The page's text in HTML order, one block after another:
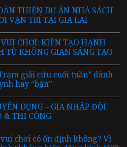
THIỆN DỰ ÁN NHÀ SÁCH
VẠN TRÍ TẠI GIA LAI
CHƠI: KIẾN TẠO HẠNH
TỪ KHÔNG GIAN SÁNG TẠO
giải cứu cuối tuần” dành
hay “bận”
DỤNG – GIA NHẬP ĐỘI
& THI CÔNG
chơi có ổn định không? Vì